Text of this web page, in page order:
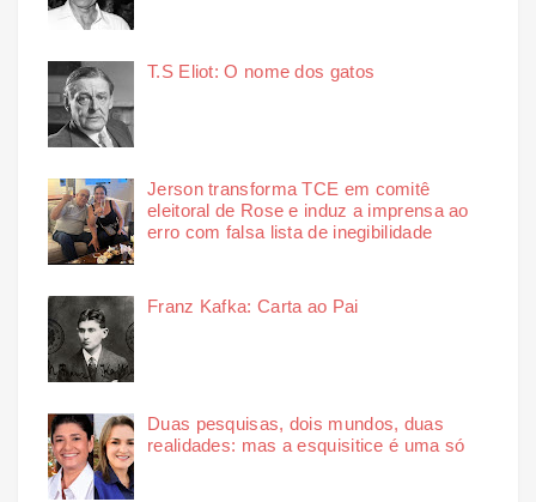
T.S Eliot: O nome dos gatos
Jerson transforma TCE em comitê
eleitoral de Rose e induz a imprensa ao
erro com falsa lista de inegibilidade
Franz Kafka: Carta ao Pai
Duas pesquisas, dois mundos, duas
realidades: mas a esquisitice é uma só